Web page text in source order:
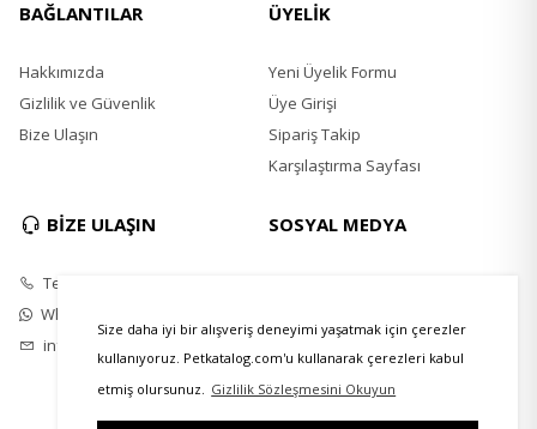
Size daha iyi bir alışveriş deneyimi yaşatmak için çerezler
kullanıyoruz. Petkatalog.com'u kullanarak çerezleri kabul
etmiş olursunuz. Gizlilik Sözleşmesini Okuyun
BAĞLANTILAR
Hakkımızda
Gizlilik ve Güvenlik
Bize Ulaşın
ÜYELİK
Yeni Üyelik Formu
Üye Girişi
Sipariş Takip
Karşılaştırma Sayfası
BİZE ULAŞIN
Telefon
Whatsapp
info@petkatalog.com
SOSYAL MEDYA
Youtube